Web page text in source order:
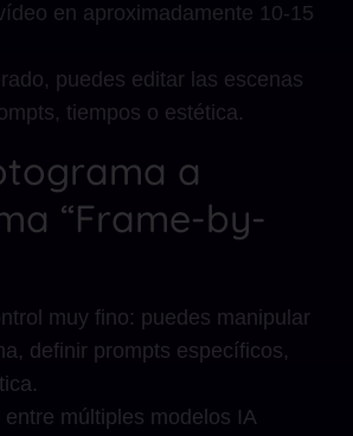
en aproximadamente 10-15
puedes editar las escenas
tiempos o estética.
a
“Frame-by-
muy fino: puedes manipular
definir prompts específicos,
entre múltiples modelos IA